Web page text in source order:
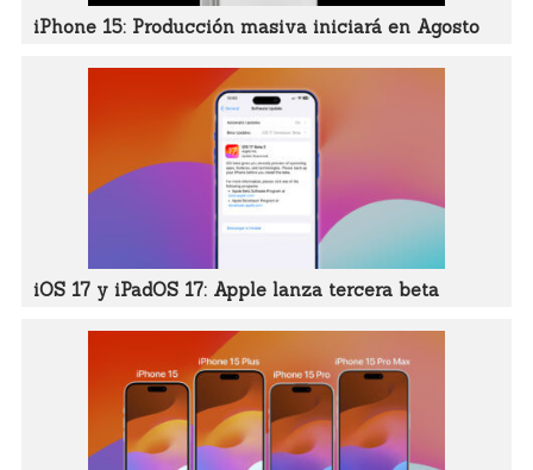
iPhone 15: Producción masiva iniciará en Agosto
iOS 17 y iPadOS 17: Apple lanza tercera beta